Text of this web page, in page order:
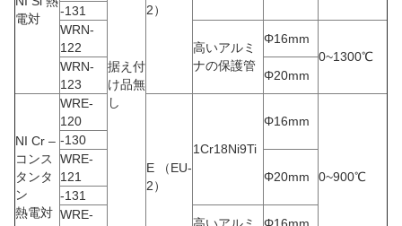
電対
据え付
け品無
し
2）
-131
WRN-
122
高いアルミ
ナの保護管
Φ16mm
0~1300℃
WRN-
123
Φ20mm
NI Cr –
コンス
タンタ
ン
熱電対
WRE-
120
E （EU-
2）
1Cr18Ni9Ti
Φ16mm
0~900℃
-130
WRE-
121
Φ20mm
-131
WRE-